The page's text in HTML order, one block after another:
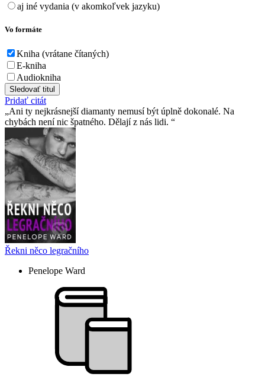
aj iné vydania (v akomkoľvek jazyku)
Vo formáte
Kniha (vrátane čítaných)
E-kniha
Audiokniha
Sledovať titul
Pridať citát
Ani ty nejkrásnejší diamanty nemusí být úplně dokonalé. Na
chybách není nic špatného. Dělají z nás lidi.
Řekni něco legračního
Penelope Ward